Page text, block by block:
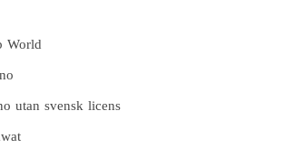
World
utan svensk licens